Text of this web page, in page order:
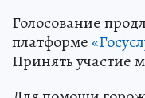
Голосование
платформе
Принять участие